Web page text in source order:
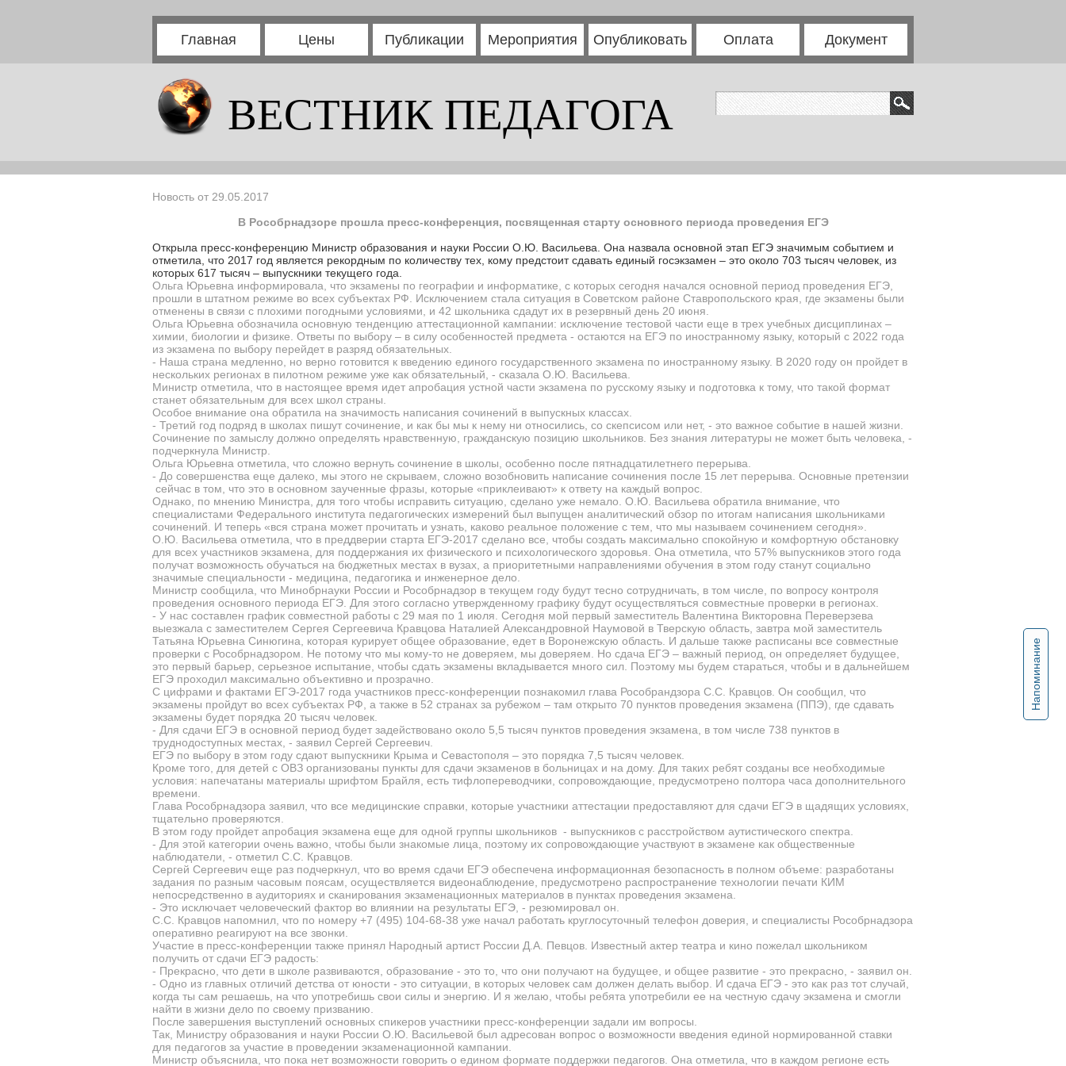
Главная Цены Публикации Мероприятия Опубликовать Оплата Документ
ВЕСТНИК ПЕДАГОГА
Напоминание
Новость от 29.05.2017
В Рособрнадзоре прошла пресс-конференция, посвященная старту основного периода проведения ЕГЭ
Открыла пресс-конференцию Министр образования и науки России О.Ю. Васильева. Она назвала основной этап ЕГЭ значимым событием и
отметила, что 2017 год является рекордным по количеству тех, кому предстоит сдавать единый госэкзамен – это около 703 тысяч человек, из
которых 617 тысяч – выпускники текущего года.
Ольга Юрьевна информировала, что экзамены по географии и информатике, с которых сегодня начался основной период проведения ЕГЭ,
прошли в штатном режиме во всех субъектах РФ. Исключением стала ситуация в Советском районе Ставропольского края, где экзамены были
отменены в связи с плохими погодными условиями, и 42 школьника сдадут их в резервный день 20 июня.
Ольга Юрьевна обозначила основную тенденцию аттестационной кампании: исключение тестовой части еще в трех учебных дисциплинах –
химии, биологии и физике. Ответы по выбору – в силу особенностей предмета - остаются на ЕГЭ по иностранному языку, который с 2022 года
из экзамена по выбору перейдет в разряд обязательных.
- Наша страна медленно, но верно готовится к введению единого государственного экзамена по иностранному языку. В 2020 году он пройдет в
нескольких регионах в пилотном режиме уже как обязательный, - сказала О.Ю. Васильева.
Министр отметила, что в настоящее время идет апробация устной части экзамена по русскому языку и подготовка к тому, что такой формат
станет обязательным для всех школ страны.
Особое внимание она обратила на значимость написания сочинений в выпускных классах.
- Третий год подряд в школах пишут сочинение, и как бы мы к нему ни относились, со скепсисом или нет, - это важное событие в нашей жизни.
Сочинение по замыслу должно определять нравственную, гражданскую позицию школьников. Без знания литературы не может быть человека, -
подчеркнула Министр.
Ольга Юрьевна отметила, что сложно вернуть сочинение в школы, особенно после пятнадцатилетнего перерыва.
- До совершенства еще далеко, мы этого не скрываем, сложно возобновить написание сочинения после 15 лет перерыва. Основные претензии
сейчас в том, что это в основном заученные фразы, которые «приклеивают» к ответу на каждый вопрос.
Однако, по мнению Министра, для того чтобы исправить ситуацию, сделано уже немало. О.Ю. Васильева обратила внимание, что
специалистами Федерального института педагогических измерений был выпущен аналитический обзор по итогам написания школьниками
сочинений. И теперь «вся страна может прочитать и узнать, каково реальное положение с тем, что мы называем сочинением сегодня».
О.Ю. Васильева отметила, что в преддверии старта ЕГЭ-2017 сделано все, чтобы создать максимально спокойную и комфортную обстановку
для всех участников экзамена, для поддержания их физического и психологического здоровья. Она отметила, что 57% выпускников этого года
получат возможность обучаться на бюджетных местах в вузах, а приоритетными направлениями обучения в этом году станут социально
значимые специальности - медицина, педагогика и инженерное дело.
Министр сообщила, что Минобрнауки России и Рособрнадзор в текущем году будут тесно сотрудничать, в том числе, по вопросу контроля
проведения основного периода ЕГЭ. Для этого согласно утвержденному графику будут осуществляться совместные проверки в регионах.
- У нас составлен график совместной работы с 29 мая по 1 июля. Сегодня мой первый заместитель Валентина Викторовна Переверзева
выезжала с заместителем Сергея Сергеевича Кравцова Наталией Александровной Наумовой в Тверскую область, завтра мой заместитель
Татьяна Юрьевна Синюгина, которая курирует общее образование, едет в Воронежскую область. И дальше также расписаны все совместные
проверки с Рособрнадзором. Не потому что мы кому-то не доверяем, мы доверяем. Но сдача ЕГЭ – важный период, он определяет будущее,
это первый барьер, серьезное испытание, чтобы сдать экзамены вкладывается много сил. Поэтому мы будем стараться, чтобы и в дальнейшем
ЕГЭ проходил максимально объективно и прозрачно.
С цифрами и фактами ЕГЭ-2017 года участников пресс-конференции познакомил глава Рособрандзора С.С. Кравцов. Он сообщил, что
экзамены пройдут во всех субъектах РФ, а также в 52 странах за рубежом – там открыто 70 пунктов проведения экзамена (ППЭ), где сдавать
экзамены будет порядка 20 тысяч человек.
- Для сдачи ЕГЭ в основной период будет задействовано около 5,5 тысяч пунктов проведения экзамена, в том числе 738 пунктов в
труднодоступных местах, - заявил Сергей Сергеевич.
ЕГЭ по выбору в этом году сдают выпускники Крыма и Севастополя – это порядка 7,5 тысяч человек.
Кроме того, для детей с ОВЗ организованы пункты для сдачи экзаменов в больницах и на дому. Для таких ребят созданы все необходимые
условия: напечатаны материалы шрифтом Брайля, есть тифлопереводчики, сопровождающие, предусмотрено полтора часа дополнительного
времени.
Глава Рособрнадзора заявил, что все медицинские справки, которые участники аттестации предоставляют для сдачи ЕГЭ в щадящих условиях,
тщательно проверяются.
В этом году пройдет апробация экзамена еще для одной группы школьников - выпускников с расстройством аутистического спектра.
- Для этой категории очень важно, чтобы были знакомые лица, поэтому их сопровождающие участвуют в экзамене как общественные
наблюдатели, - отметил С.С. Кравцов.
Сергей Сергеевич еще раз подчеркнул, что во время сдачи ЕГЭ обеспечена информационная безопасность в полном объеме: разработаны
задания по разным часовым поясам, осуществляется видеонаблюдение, предусмотрено распространение технологии печати КИМ
непосредственно в аудиториях и сканирования экзаменационных материалов в пунктах проведения экзамена.
- Это исключает человеческий фактор во влиянии на результаты ЕГЭ, - резюмировал он.
С.С. Кравцов напомнил, что по номеру +7 (495) 104-68-38 уже начал работать круглосуточный телефон доверия, и специалисты Рособрнадзора
оперативно реагируют на все звонки.
Участие в пресс-конференции также принял Народный артист России Д.А. Певцов. Известный актер театра и кино пожелал школьником
получить от сдачи ЕГЭ радость:
- Прекрасно, что дети в школе развиваются, образование - это то, что они получают на будущее, и общее развитие - это прекрасно, - заявил он.
- Одно из главных отличий детства от юности - это ситуации, в которых человек сам должен делать выбор. И сдача ЕГЭ - это как раз тот случай,
когда ты сам решаешь, на что употребишь свои силы и энергию. И я желаю, чтобы ребята употребили ее на честную сдачу экзамена и смогли
найти в жизни дело по своему призванию.
После завершения выступлений основных спикеров участники пресс-конференции задали им вопросы.
Так, Министру образования и науки России О.Ю. Васильевой был адресован вопрос о возможности введения единой нормированной ставки
для педагогов за участие в проведении экзаменационной кампании.
Министр объяснила, что пока нет возможности говорить о едином формате поддержки педагогов. Она отметила, что в каждом регионе есть